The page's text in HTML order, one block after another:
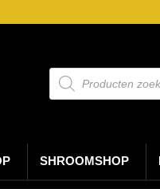
Producten
zoeken
SHROOMSHOP